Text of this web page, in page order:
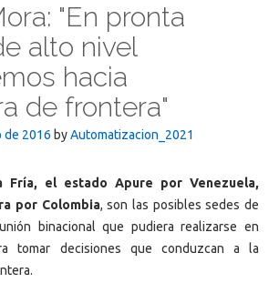
"En pronta
alto nivel
hacia
de frontera"
de 2016 byAutomatizacion_2021
Fría, el estado Apure por Venezuela,
por Colombia, son las posibles sedes de
binacional que pudiera realizarse en
tomar decisiones que conduzcan a la